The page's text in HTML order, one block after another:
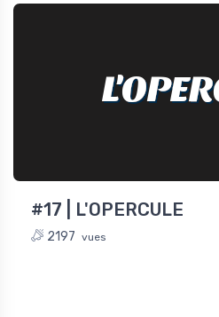
#17 | L'OPERCULE
2197 vues